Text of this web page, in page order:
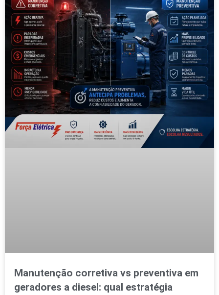
Manutenção corretiva vs preventiva em
geradores a diesel: qual estratégia